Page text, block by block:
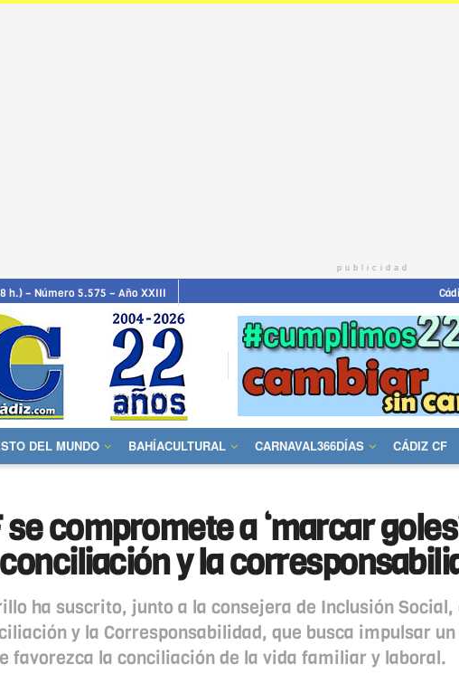
publicidad
h.) – Número 5.575 – Año XXIII
DEL MUNDO BAHÍACULTURAL CARNAVAL366DÍAS CÁDIZ CF
se compromete a ‘marcar
y la
ha suscrito, junto a la consejera de Inclusión Social,
y la Corresponsabilidad, que busca impulsar
favorezca la conciliación de la vida familiar y laboral.